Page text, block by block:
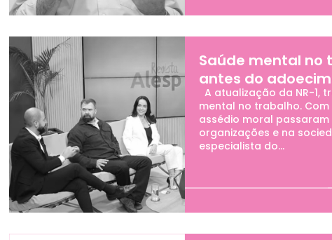
Saúde mental no
antes do
A atualização da NR-1,
mental no trabalho.
assédio moral
organizações e na
especialista do...